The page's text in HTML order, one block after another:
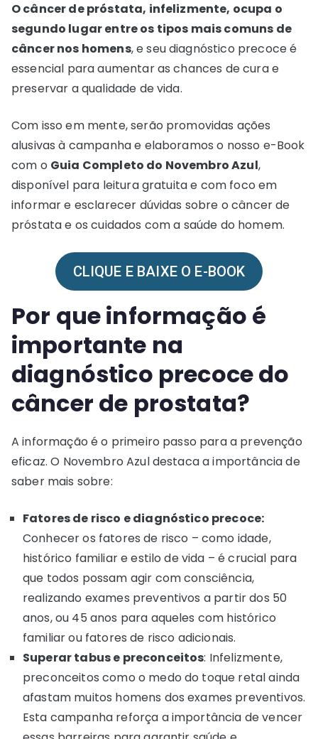
O câncer de próstata, infelizmente, ocupa o
segundo lugar entre os tipos mais comuns de
câncer nos homens, e seu diagnóstico precoce é
essencial para aumentar as chances de cura e
preservar a qualidade de vida.
Com isso em mente, serão promovidas ações
alusivas à campanha e elaboramos o nosso e-Book
com o Guia Completo do Novembro Azul,
disponível para leitura gratuita e com foco em
informar e esclarecer dúvidas sobre o câncer de
próstata e os cuidados com a saúde do homem.
CLIQUE E BAIXE O E-BOOK
Por que informação é
importante na
diagnóstico precoce do
câncer de prostata?
A informação é o primeiro passo para a prevenção
eficaz. O Novembro Azul destaca a importância de
saber mais sobre:
Fatores de risco e diagnóstico precoce:
Conhecer os fatores de risco – como idade,
histórico familiar e estilo de vida – é crucial para
que todos possam agir com consciência,
realizando exames preventivos a partir dos 50
anos, ou 45 anos para aqueles com histórico
familiar ou fatores de risco adicionais.
Superar tabus e preconceitos: Infelizmente,
preconceitos como o medo do toque retal ainda
afastam muitos homens dos exames preventivos.
Esta campanha reforça a importância de vencer